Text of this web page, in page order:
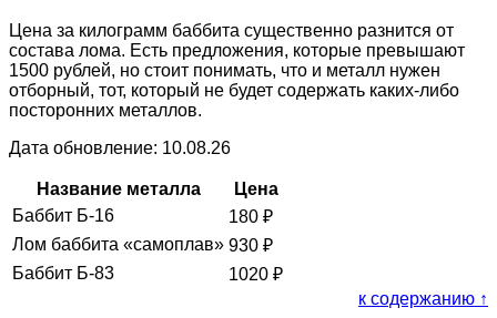
Цена за килограмм баббита существенно разнится от
состава лома. Есть предложения, которые превышают
1500 рублей, но стоит понимать, что и металл нужен
отборный, тот, который не будет содержать каких-либо
посторонних металлов.
Дата обновление: 10.08.26
Название металла
Цена
Баббит Б-16
180 ₽
Лом баббита «самоплав» 930 ₽
Баббит Б-83
1020 ₽
к содержанию ↑